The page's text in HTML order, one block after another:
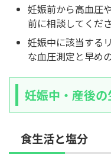
妊娠前から高血圧
前に相談してくださ
妊娠中に該当する
な血圧測定と早め
妊娠中・産後
食生活と塩分